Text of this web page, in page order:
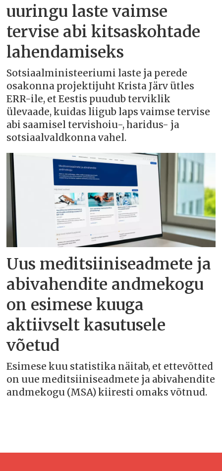
uuringu laste vaimse
tervise abi kitsaskohtade
lahendamiseks
Sotsiaalministeeriumi laste ja perede
osakonna projektijuht Krista Järv ütles
ERR-ile, et Eestis puudub terviklik
ülevaade, kuidas liigub laps vaimse tervise
abi saamisel tervishoiu-, haridus- ja
sotsiaalvaldkonna vahel.
Uus meditsiiniseadmete ja
abivahendite andmekogu
on esimese kuuga
aktiivselt kasutusele
võetud
Esimese kuu statistika näitab, et ettevõtted
on uue meditsiiniseadmete ja abivahendite
andmekogu (MSA) kiiresti omaks võtnud.